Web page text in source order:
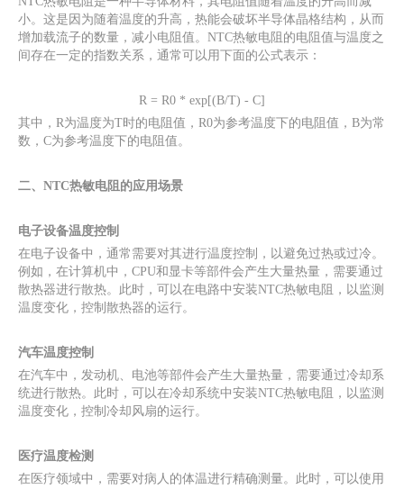
小。这是因为随着温度的升高，热能会破坏半导体晶格结构，从而
增加载流子的数量，减小电阻值。NTC热敏电阻的电阻值与温度之
间存在一定的指数关系，通常可以用下面的公式表示：
R = R0 * exp[(B/T) - C]
其中，R为温度为T时的电阻值，R0为参考温度下的电阻值，B为常
数，C为参考温度下的电阻值。
二、NTC热敏电阻的应用场景
电子设备温度控制
在电子设备中，通常需要对其进行温度控制，以避免过热或过冷。
例如，在计算机中，CPU和显卡等部件会产生大量热量，需要通过
散热器进行散热。此时，可以在电路中安装NTC热敏电阻，以监测
温度变化，控制散热器的运行。
汽车温度控制
在汽车中，发动机、电池等部件会产生大量热量，需要通过冷却系
统进行散热。此时，可以在冷却系统中安装NTC热敏电阻，以监测
温度变化，控制冷却风扇的运行。
医疗温度检测
在医疗领域中，需要对病人的体温进行精确测量。此时，可以使用